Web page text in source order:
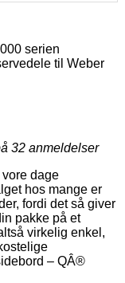
serien
til Weber
32 anmeldelser
dage
hos mange er
fordi det så giver
pakke på et
virkelig enkel,
– QÂ®